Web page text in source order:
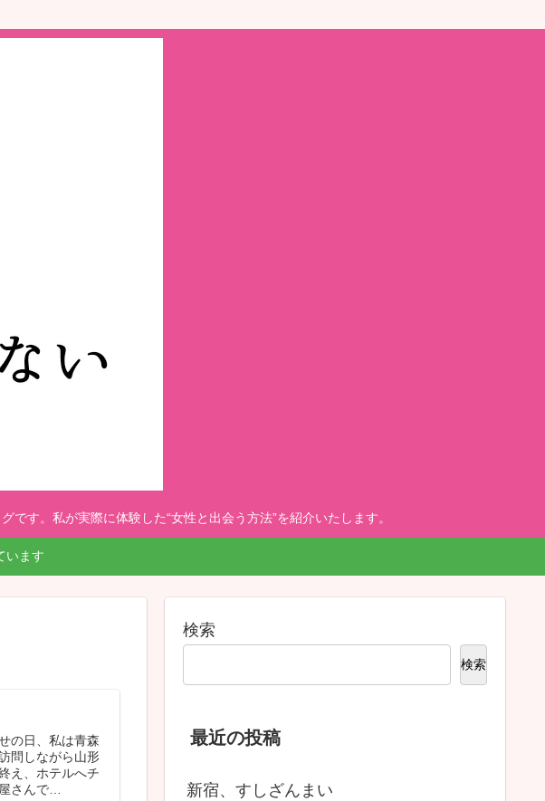
す。私が実際に体験した“女性と出会う方法”を紹介いたします。
います
の日、私は青森
問しながら山形
え、ホテルへチ
さんで…
検索
検索
最近の投稿
新宿、すしざんまい